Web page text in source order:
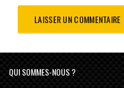
QUI SOMMES-NOUS ?